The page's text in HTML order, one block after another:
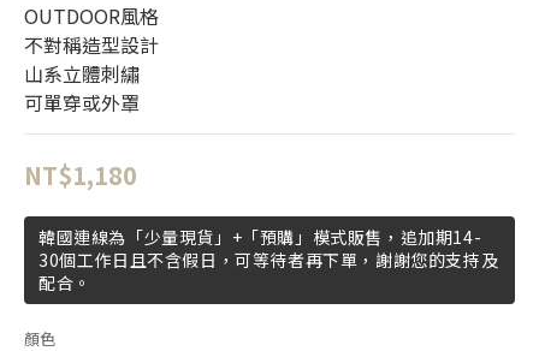
OUTDOOR風格
不對稱造型設計
山系立體刺繡
可單穿或外罩
NT$1,180
韓國連線為「少量現貨」+「預購」模式販售，追加期14-
30個工作日且不含假日，可等待者再下單，謝謝您的支持及
配合。
顏色